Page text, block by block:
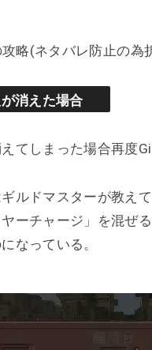
略(ネタバレ防止の為
消えた場合
てしまった場合再度
ルドマスターが教え
ヤーチャージ」を混ぜ
なっている。